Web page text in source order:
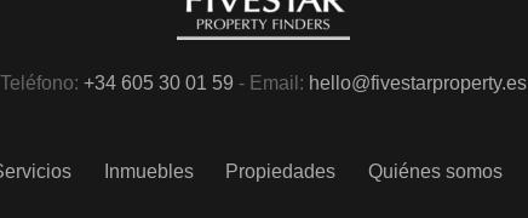
Teléfono: +34 605 30 01 59 - Email: hello@fivestarproperty.es
Inmuebles Propiedades Quiénes somos